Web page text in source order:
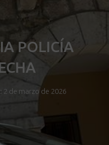
POLICÍA
de marzo de 2026